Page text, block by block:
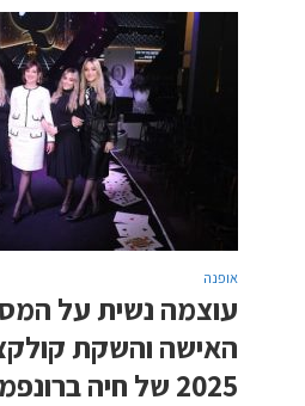
אופנה
עוצמה נשית על
האישה והשקת
2025 של חיה ברונפמן